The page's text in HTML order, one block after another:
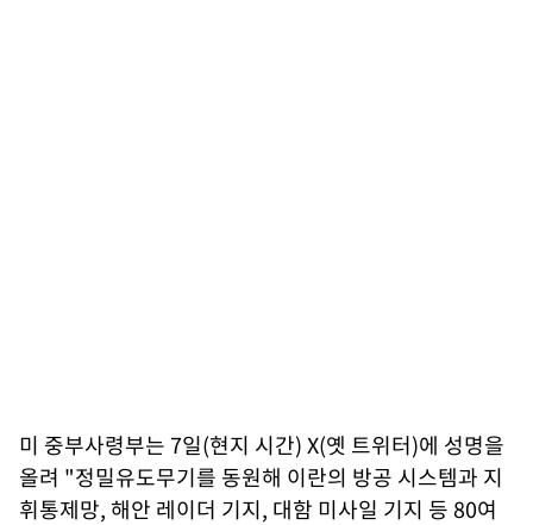
미 중부사령부는 7일(현지 시간) X(옛 트위터)에 성명을
올려 "정밀유도무기를 동원해 이란의 방공 시스템과 지
휘통제망, 해안 레이더 기지, 대함 미사일 기지 등 80여